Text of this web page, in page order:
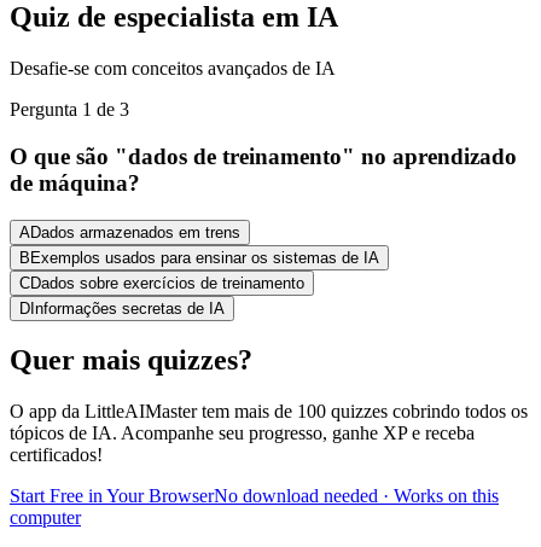
Quiz de especialista em IA
Desafie-se com conceitos avançados de IA
Pergunta 1 de 3
O que são "dados de treinamento" no aprendizado
de máquina?
ADados armazenados em trens
BExemplos usados para ensinar os sistemas de IA
CDados sobre exercícios de treinamento
DInformações secretas de IA
Quer mais quizzes?
O app da LittleAIMaster tem mais de 100 quizzes cobrindo todos os
tópicos de IA. Acompanhe seu progresso, ganhe XP e receba
certificados!
Start Free in Your BrowserNo download needed · Works on this
computer